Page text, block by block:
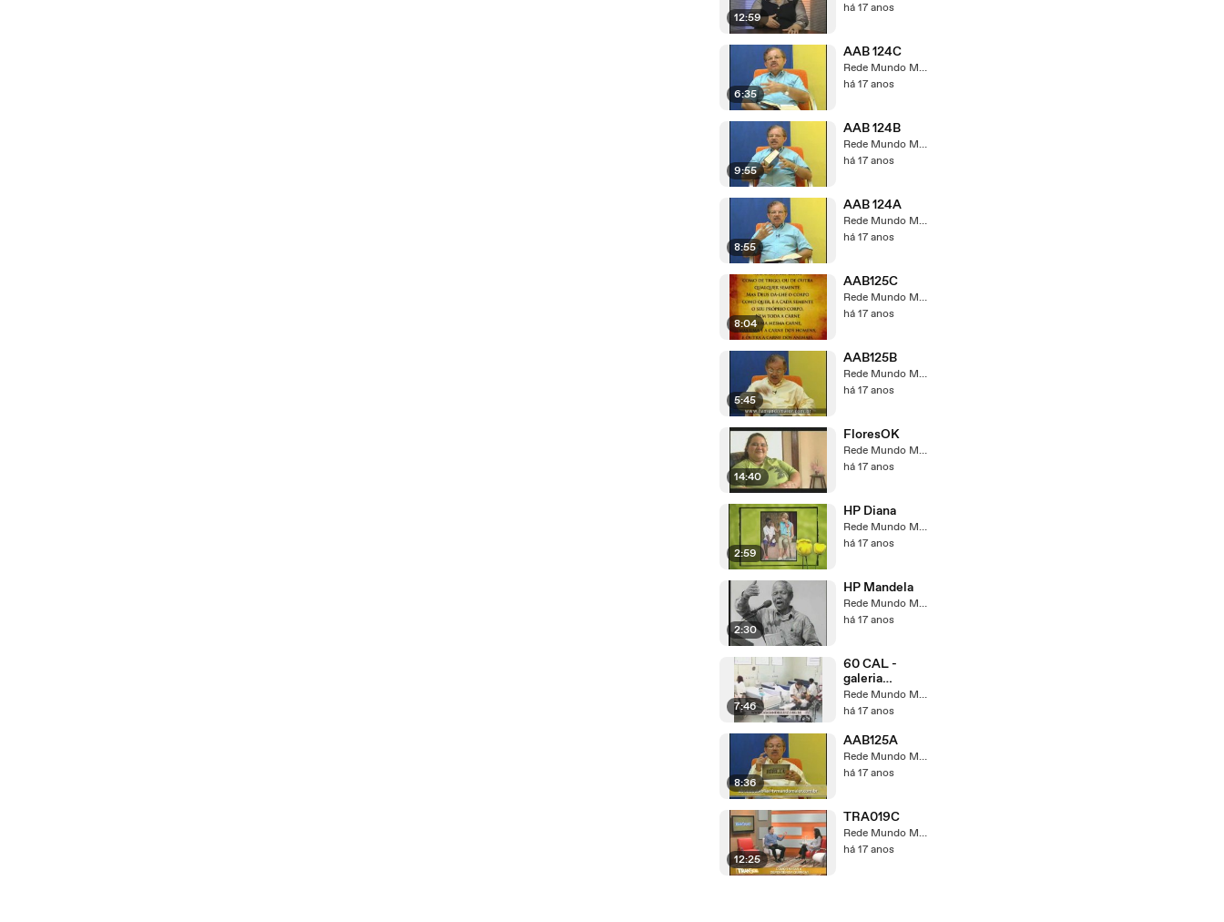
12:59
há 17 anos
6:35
AAB 124C
Rede Mundo Maior
há 17 anos
9:55
AAB 124B
Rede Mundo Maior
há 17 anos
8:55
AAB 124A
Rede Mundo Maior
há 17 anos
8:04
AAB125C
Rede Mundo Maior
há 17 anos
5:45
AAB125B
Rede Mundo Maior
há 17 anos
14:40
FloresOK
Rede Mundo Maior
há 17 anos
2:59
HP Diana
Rede Mundo Maior
há 17 anos
2:30
HP Mandela
Rede Mundo Maior
há 17 anos
7:46
60 CAL -
galeria
especiais
tvmm
Rede Mundo Maior
há 17 anos
8:36
AAB125A
Rede Mundo Maior
há 17 anos
12:25
TRA019C
Rede Mundo Maior
há 17 anos